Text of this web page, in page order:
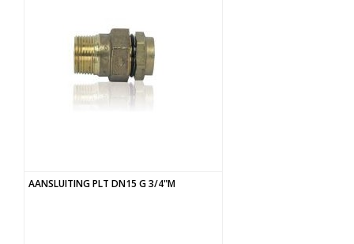
AANSLUITING PLT DN15 G 3/4"M